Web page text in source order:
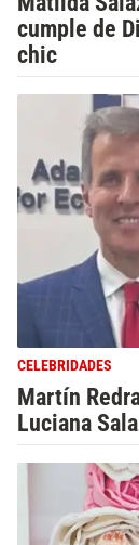
cumple de
chic
CELEBRIDADES
Martín
Luciana